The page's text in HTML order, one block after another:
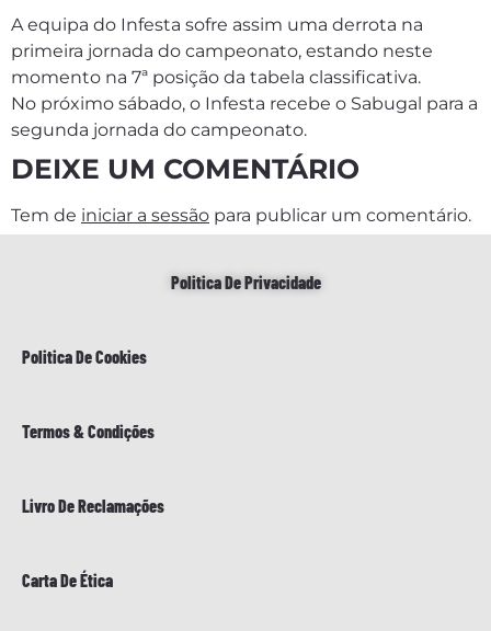
A equipa do Infesta sofre assim uma derrota na
primeira jornada do campeonato, estando neste
momento na 7ª posição da tabela classificativa.
No próximo sábado, o Infesta recebe o Sabugal para a
segunda jornada do campeonato.
DEIXE UM COMENTÁRIO
Tem de iniciar a sessão para publicar um comentário.
Politica De Privacidade
Politica De Cookies
Termos & Condições
Livro De Reclamações
Carta De Ética